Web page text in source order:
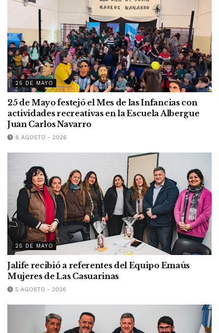
25 DE MAYO
25 de Mayo festejó el Mes de las Infancias con
actividades recreativas en la Escuela Albergue
Juan Carlos Navarro
6 AGOSTO - 2026
25 DE MAYO
Jalife recibió a referentes del Equipo Emaús
Mujeres de Las Casuarinas
5 AGOSTO - 2026